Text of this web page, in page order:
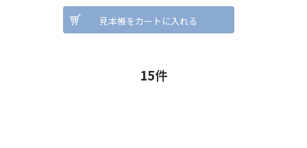
見本帳をカートに入れる
15件